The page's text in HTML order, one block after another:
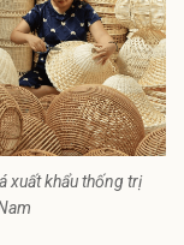
xuất khẩu thống trị